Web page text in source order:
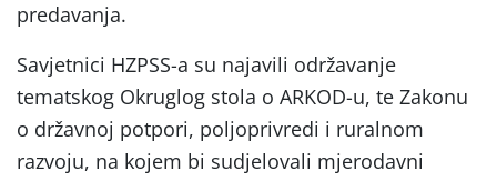
predavanja.
Savjetnici HZPSS-a su najavili održavanje
tematskog Okruglog stola o ARKOD-u, te Zakonu
o državnoj potpori, poljoprivredi i ruralnom
razvoju, na kojem bi sudjelovali mjerodavni